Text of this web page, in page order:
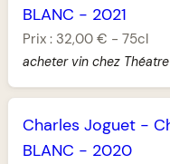
BLANC - 2021
Prix : 32,00 € - 75cl
acheter vin chez
Charles Joguet -
BLANC - 2020